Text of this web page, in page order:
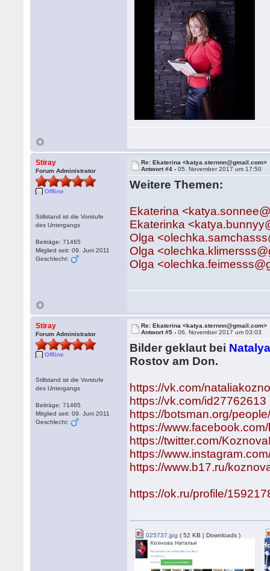
Stiray
Forum Administrator
Offline
Stillstand ist die Vorstufe
des Untergangs
Beiträge: 71465
Mitglied seit: 09. Juni 2011
Geschlecht:
Re: Ekaterina <katya.sternnn@gmail.com>
Antwort #4 -05. November 2017 um 17:50
Weitere Themen:
Ekaterina
Ekaterinka
Olga
Olga
Olga
Stiray
Forum Administrator
Offline
Stillstand ist die Vorstufe
des Untergangs
Beiträge: 71465
Mitglied seit: 09. Juni 2011
Geschlecht:
Re: Ekaterina <katya.sternnn@gmail.com>
Antwort #5 -06. November 2017 um 03:03
Bilder geklaut bei
Rostov am Don.
https://vk.com/
https://vk.com/id27762613
https://botsman.org/
https://
https://twitter.com/
https://
https://www.b17.ru/
https://ok.ru/profile/
025737.jpg ( 52 KB | Downloads )